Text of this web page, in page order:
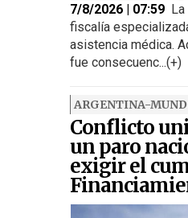
7/8/2026 | 07:59
fiscalía
asistencia médica.
fue consecuenc...(+)
ARGENTINA-
Conflicto
un paro
exigir el